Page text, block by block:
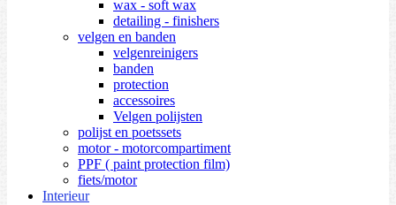
wax - soft wax
detailing - finishers
velgen en banden
velgenreinigers
banden
protection
accessoires
Velgen polijsten
polijst en poetssets
motor - motorcompartiment
PPF ( paint protection film)
fiets/motor
Interieur